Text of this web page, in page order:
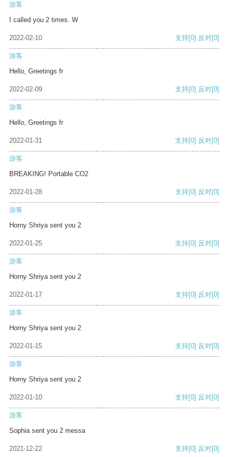
游客
I called you 2 times. W
2022-02-10 支持[0] 反对[0]
游客
Hello, Greetings fr
2022-02-09 支持[0] 反对[0]
游客
Hello, Greetings fr
2022-01-31 支持[0] 反对[0]
游客
BREAKING! Portable CO2
2022-01-28 支持[0] 反对[0]
游客
Horny Shriya sent you 2
2022-01-25 支持[0] 反对[0]
游客
Horny Shriya sent you 2
2022-01-17 支持[0] 反对[0]
游客
Horny Shriya sent you 2
2022-01-15 支持[0] 反对[0]
游客
Horny Shriya sent you 2
2022-01-10 支持[0] 反对[0]
游客
Sophia sent you 2 messa
2021-12-22 支持[0] 反对[0]